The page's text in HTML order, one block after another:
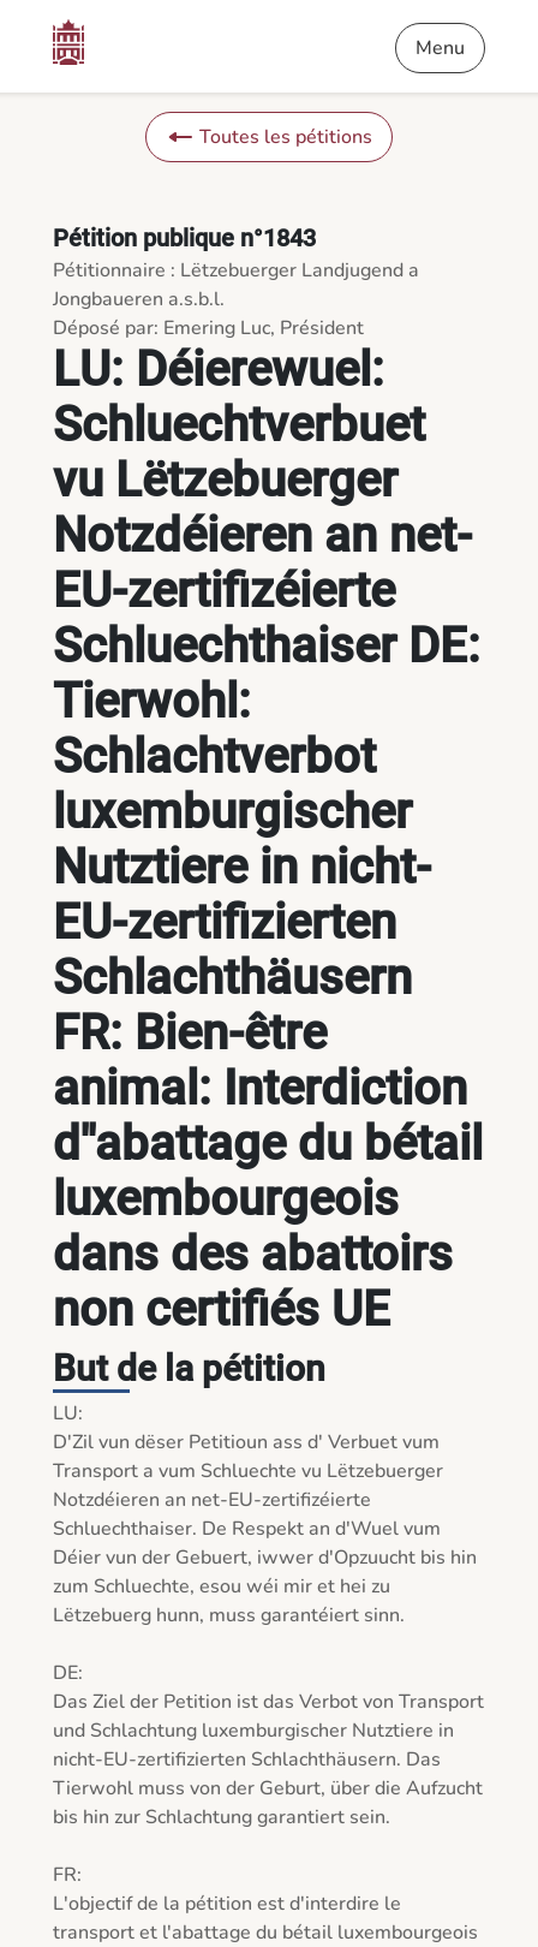
LU: Déierewuel: Schluechtverbuet vu Lëtzebuerger
Menu
Toutes les pétitions
LU: Déierewuel:
Schluechtverbuet
vu Lëtzebuerger
Notzdéieren an net-
EU-zertifizéierte
Schluechthaiser DE:
Tierwohl:
Schlachtverbot
luxemburgischer
Nutztiere in nicht-
EU-zertifizierten
Schlachthäusern
FR: Bien-être
animal: Interdiction
d''abattage du bétail
luxembourgeois
dans des abattoirs
non certifiés UE
Pétition publique n°1843
Pétitionnaire : Lëtzebuerger Landjugend a
Jongbaueren a.s.b.l.
Déposé par: Emering Luc, Président
But de la pétition
LU:
D'Zil vun dëser Petitioun ass d' Verbuet vum
Transport a vum Schluechte vu Lëtzebuerger
Notzdéieren an net-EU-zertifizéierte
Schluechthaiser. De Respekt an d'Wuel vum
Déier vun der Gebuert, iwwer d'Opzuucht bis hin
zum Schluechte, esou wéi mir et hei zu
Lëtzebuerg hunn, muss garantéiert sinn.
DE:
Das Ziel der Petition ist das Verbot von Transport
und Schlachtung luxemburgischer Nutztiere in
nicht-EU-zertifizierten Schlachthäusern. Das
Tierwohl muss von der Geburt, über die Aufzucht
bis hin zur Schlachtung garantiert sein.
FR:
L'objectif de la pétition est d'interdire le
transport et l'abattage du bétail luxembourgeois